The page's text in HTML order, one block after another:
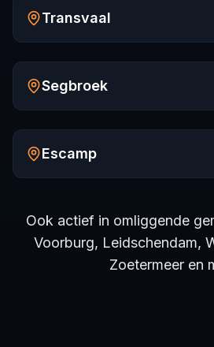
Transvaal
Segbroek
Escamp
Ook actief in omliggende
Voorburg, Leidschendam,
Zoetermeer en